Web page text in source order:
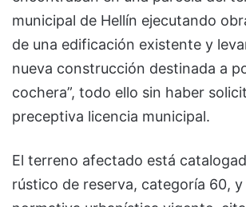
municipal de Hellín ejecutando
de una edificación existente y
nueva construcción destinada a
cochera”, todo ello sin haber
preceptiva licencia municipal.
El terreno afectado está
rústico de reserva, categoría 60, y